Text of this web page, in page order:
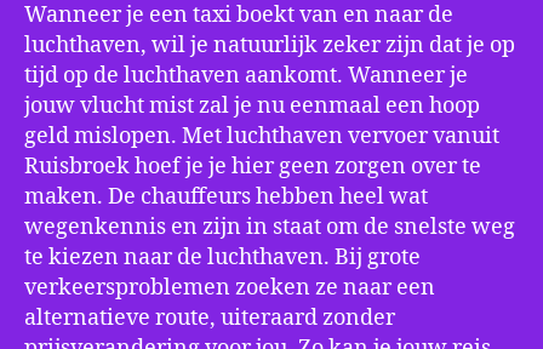
Wanneer je een taxi boekt van en naar de
luchthaven, wil je natuurlijk zeker zijn dat je op
tijd op de luchthaven aankomt. Wanneer je
jouw vlucht mist zal je nu eenmaal een hoop
geld mislopen. Met luchthaven vervoer vanuit
Ruisbroek hoef je je hier geen zorgen over te
maken. De chauffeurs hebben heel wat
wegenkennis en zijn in staat om de snelste weg
te kiezen naar de luchthaven. Bij grote
verkeersproblemen zoeken ze naar een
alternatieve route, uiteraard zonder